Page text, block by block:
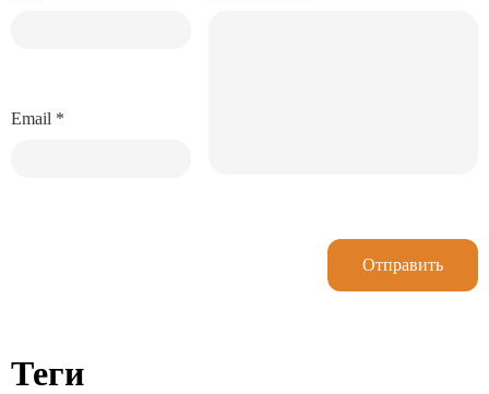
Email *
Отправить
Теги